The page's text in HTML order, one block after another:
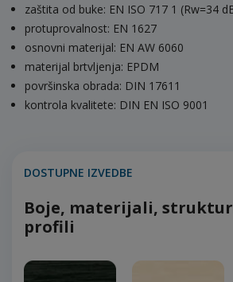
zaštita od buke: EN ISO 717 1 (Rw=34
protuprovalnost: EN 1627
osnovni materijal: EN AW 6060
materijal brtvljenja: EPDM
površinska obrada: DIN 17611
kontrola kvalitete: DIN EN ISO 9001
DOSTUPNE IZVEDBE
Boje, materijali,
profili